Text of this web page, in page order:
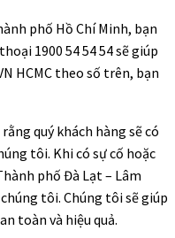
phố Hồ Chí Minh, bạn
1900 54 54 54 sẽ giúp
HCMC theo số trên, bạn
quý khách hàng sẽ có
tôi. Khi có sự cố hoặc
phố Đà Lạt – Lâm
tôi. Chúng tôi sẽ giúp
toàn và hiệu quả.